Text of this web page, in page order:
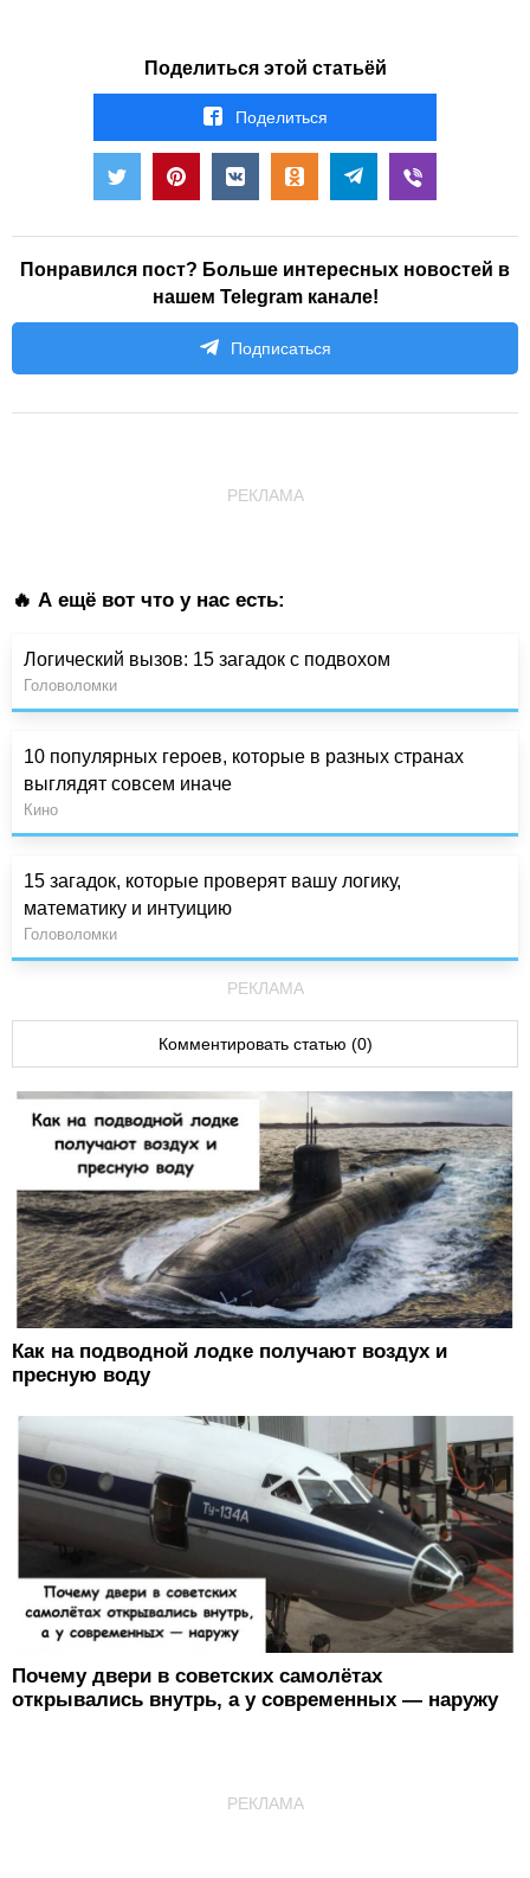
Поделиться этой статьёй
Поделиться
Понравился пост? Больше интересных новостей в
нашем Telegram канале!
Подписаться
РЕКЛАМА
🔥 А ещё вот что у нас есть:
Логический вызов: 15 загадок с подвохом
Головоломки
10 популярных героев, которые в разных странах
выглядят совсем иначе
Кино
15 загадок, которые проверят вашу логику,
математику и интуицию
Головоломки
РЕКЛАМА
Комментировать статью (0)
Как на подводной лодке получают воздух и
пресную воду
Почему двери в советских самолётах
открывались внутрь, а у современных — наружу
РЕКЛАМА